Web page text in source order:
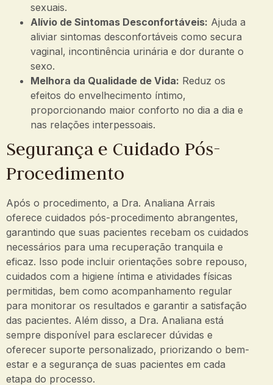
sexuais.
Alívio de Sintomas Desconfortáveis: Ajuda a
aliviar sintomas desconfortáveis como secura
vaginal, incontinência urinária e dor durante o
sexo.
Melhora da Qualidade de Vida: Reduz os
efeitos do envelhecimento íntimo,
proporcionando maior conforto no dia a dia e
nas relações interpessoais.
Segurança e Cuidado Pós-
Procedimento
Após o procedimento, a Dra. Analiana Arrais
oferece cuidados pós-procedimento abrangentes,
garantindo que suas pacientes recebam os cuidados
necessários para uma recuperação tranquila e
eficaz. Isso pode incluir orientações sobre repouso,
cuidados com a higiene íntima e atividades físicas
permitidas, bem como acompanhamento regular
para monitorar os resultados e garantir a satisfação
das pacientes. Além disso, a Dra. Analiana está
sempre disponível para esclarecer dúvidas e
oferecer suporte personalizado, priorizando o bem-
estar e a segurança de suas pacientes em cada
etapa do processo.